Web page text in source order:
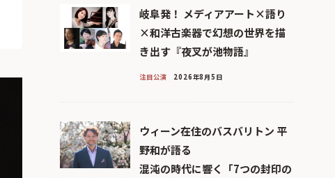
岐阜発！ メディアアート×語り
×和洋古楽器で幻想の世界を描
き出す『夜叉が池物語』
注目公演 2026年8月5日
ウィーン在住のバスバリトン 平
野和が語る
混沌の時代に響く「7つの封印の